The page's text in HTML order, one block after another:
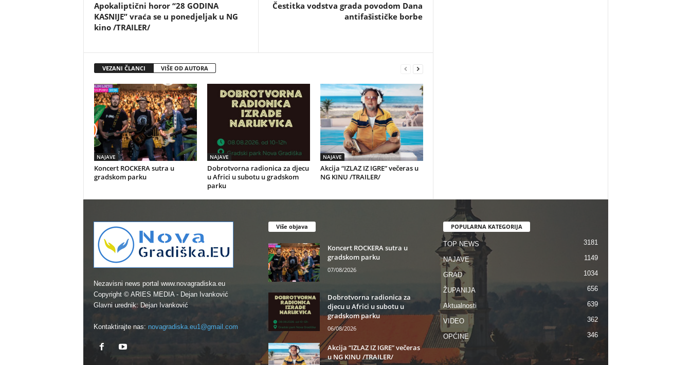
Apokaliptični horor “28 GODINA
KASNIJE” vraća se u ponedjeljak u NG
kino /TRAILER/
Čestitka vodstva grada povodom Dana
antifašističke borbe
VEZANI ČLANCI VIŠE OD AUTORA
NAJAVE
Koncert ROCKERA sutra u
gradskom parku
NAJAVE
Dobrotvorna radionica za djecu
u Africi u subotu u gradskom
parku
NAJAVE
Akcija “IZLAZ IZ IGRE” večeras u
NG KINU /TRAILER/
Nezavisni news portal www.novagradiska.eu
Copyright © ARIES MEDIA - Dejan Ivanković
Glavni urednik: Dejan Ivanković
Kontaktirajte nas: novagradiska.eu1@gmail.com
Više objava
Koncert ROCKERA sutra u
gradskom parku
07/08/2026
Dobrotvorna radionica za
djecu u Africi u subotu u
gradskom parku
06/08/2026
Akcija “IZLAZ IZ IGRE” večeras
u NG KINU /TRAILER/
POPULARNA KATEGORIJA
TOP NEWS 3181
NAJAVE 1149
GRAD 1034
ŽUPANIJA 656
Aktualnosti 639
VIDEO 362
OPĆINE 346